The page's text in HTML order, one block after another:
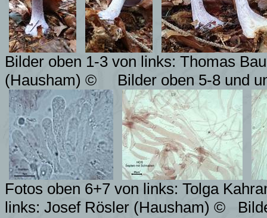
Bilder oben 1-3 von links: Thomas
(Hausham) ©
Bilder oben 5-8 und
Fotos oben 6+7 von links: Tolga
links: Josef Rösler (Hausham) ©